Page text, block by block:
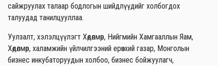
сайжруулах талаар бодлогын шийдлүүдийг холбогдох
талуудад танилцууллаа.
Уулзалт, хэлэлцүүлэгт Хөдөлмөр, Нийгмийн Хамгааллын Яам,
Хөдөлмөр, халамжийн үйлчилгээний ерөнхий газар, Монголын
бизнес инкубаторуудын холбоо, бизнес бойжуулагч,